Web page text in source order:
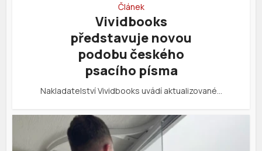
Článek
Vividbooks
představuje novou
podobu českého
psacího písma
Nakladatelství Vividbooks uvádí aktualizované…